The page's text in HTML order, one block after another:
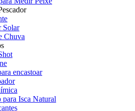
Solar
Chuva
encastoar
para Isca Natural